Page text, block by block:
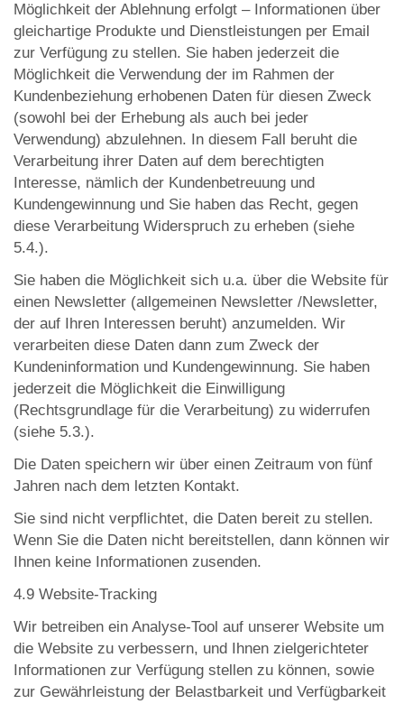
Möglichkeit der Ablehnung erfolgt – Informationen über
gleichartige Produkte und Dienstleistungen per Email
zur Verfügung zu stellen. Sie haben jederzeit die
Möglichkeit die Verwendung der im Rahmen der
Kundenbeziehung erhobenen Daten für diesen Zweck
(sowohl bei der Erhebung als auch bei jeder
Verwendung) abzulehnen. In diesem Fall beruht die
Verarbeitung ihrer Daten auf dem berechtigten
Interesse, nämlich der Kundenbetreuung und
Kundengewinnung und Sie haben das Recht, gegen
diese Verarbeitung Widerspruch zu erheben (siehe
5.4.).
Sie haben die Möglichkeit sich u.a. über die Website für
einen Newsletter (allgemeinen Newsletter /Newsletter,
der auf Ihren Interessen beruht) anzumelden. Wir
verarbeiten diese Daten dann zum Zweck der
Kundeninformation und Kundengewinnung. Sie haben
jederzeit die Möglichkeit die Einwilligung
(Rechtsgrundlage für die Verarbeitung) zu widerrufen
(siehe 5.3.).
Die Daten speichern wir über einen Zeitraum von fünf
Jahren nach dem letzten Kontakt.
Sie sind nicht verpflichtet, die Daten bereit zu stellen.
Wenn Sie die Daten nicht bereitstellen, dann können wir
Ihnen keine Informationen zusenden.
4.9 Website-Tracking
Wir betreiben ein Analyse-Tool auf unserer Website um
die Website zu verbessern, und Ihnen zielgerichteter
Informationen zur Verfügung stellen zu können, sowie
zur Gewährleistung der Belastbarkeit und Verfügbarkeit